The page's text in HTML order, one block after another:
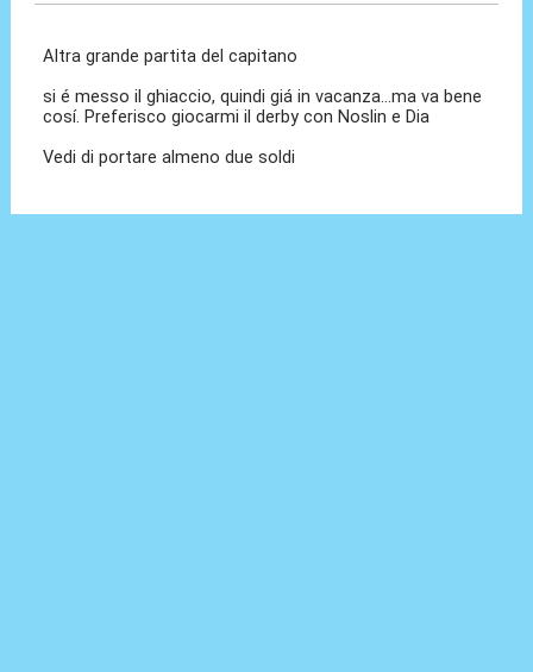
Altra grande partita del capitano
si é messo il ghiaccio, quindi giá in vacanza...ma va bene
cosí. Preferisco giocarmi il derby con Noslin e Dia
Vedi di portare almeno due soldi